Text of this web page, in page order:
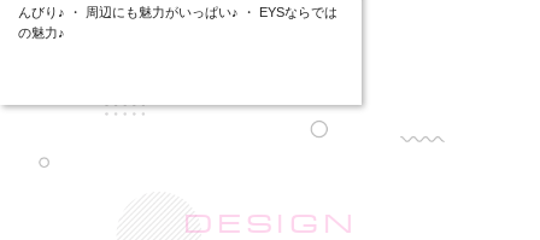
んびり♪ ・ 周辺にも魅力がいっぱい♪ ・ EYSならでは
の魅力♪
DESIGN